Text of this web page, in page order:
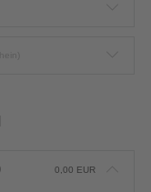
0,00 EUR